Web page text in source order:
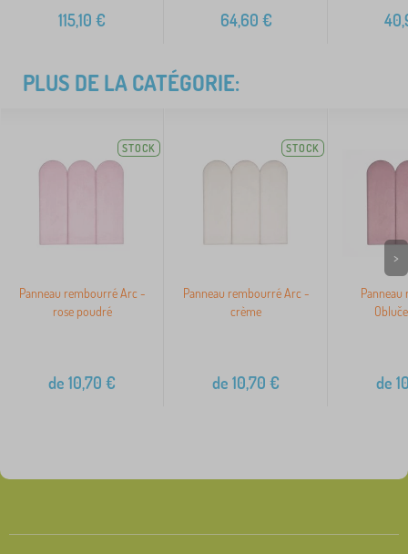
115,10 € 64,60 €
PLUS DE LA CATÉGORIE:
STOCK
Panneau rembourré Arc -
rose poudré
de 10,70 €
STOCK
Panneau rembourré Arc -
crème
de 10,70 € de
>